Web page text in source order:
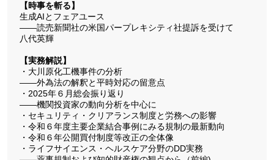
【時事を斬る】
生成AIとフェアユース
――読売新聞社の米国パープレキシティ社提訴を受けて
八代英輝
【実務解説】
・大川原化工機事件の分析
――外為法の解釈と平時対応の留意点
・2025年６月総会振り返り
――機関投資家の動向分析を中心に
・セキュリティ・クリアランス制度と労務への影響
・令和６年度主要企業結合事例にみる規制の最新動向
・令和６年公開買付制度等改正の全体像
・ライフサイエンス・ヘルスケア分野のDD実務